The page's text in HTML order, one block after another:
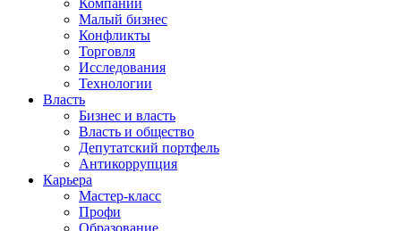
Компании
Малый бизнес
Конфликты
Торговля
Исследования
Технологии
Власть
Бизнес и власть
Власть и общество
Депутатский портфель
Антикоррупция
Карьера
Мастер-класс
Профи
Образование